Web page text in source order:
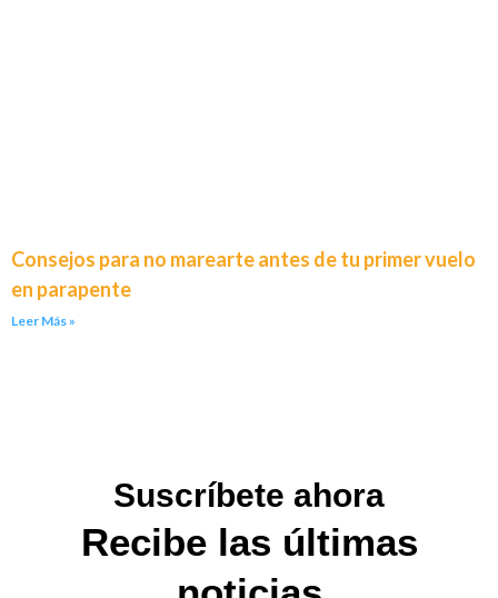
Consejos para no marearte antes de tu primer vuelo
en parapente
Leer Más »
Suscríbete ahora
Recibe las últimas